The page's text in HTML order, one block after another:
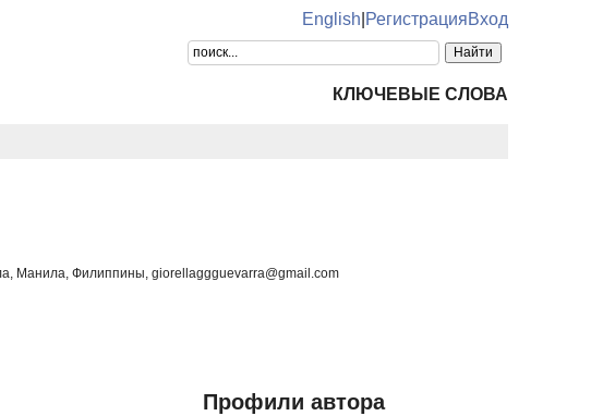
English РегистрацияВход
КЛЮЧЕВЫЕ СЛОВА
Манила, Филиппины, giorellaggguevarra@gmail.com
Профили автора